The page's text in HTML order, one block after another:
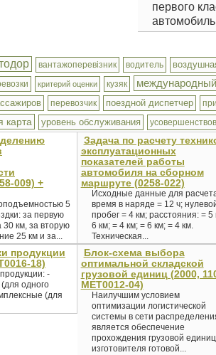
первого
вантажоперевізник водитель
критерий оценки кузяк
перевозчик поездной диспетчер
карта уровень обслуживания
009) +
5
за первую
30 км, за вторую
25 км и за...
Задача по расчету
эксплуатационных
показателей работы
автомобиля на сборном
маршруте (0258-022)
Исходные данные для
время в наряде = 12 ч;
пробег = 4 км; расстояния: = 5
6 км; = 4 км; = 6 км; = 4 км.
Техническая...
продукции
18)
-
одного
(для
Блок-схема выбора
оптимальной складской
грузовой единиц (2000,
MET0012-04)
Наилучшим условием
оптимизации логистической
системы в сети
является обеспечение
прохождения грузовой
изготовителя готовой...